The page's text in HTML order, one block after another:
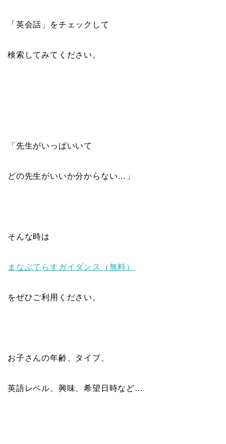
「英会話」をチェックして
検索してみてください。
「先生がいっぱいいて
どの先生がいいか分からない…」
そんな時は
まなぶてらすガイダンス（無料）
をぜひご利用ください。
お子さんの年齢、タイプ、
英語レベル、興味、希望日時など…